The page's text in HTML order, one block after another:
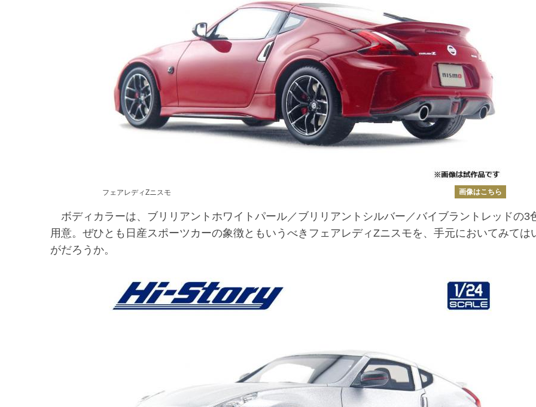
フェアレディZニスモ 画像はこちら
ボディカラーは、ブリリアントホワイトパール／ブリリアントシルバー／バイブラントレッドの3
用意。ぜひとも日産スポーツカーの象徴ともいうべきフェアレディZニスモを、手元においてみては
がだろうか。